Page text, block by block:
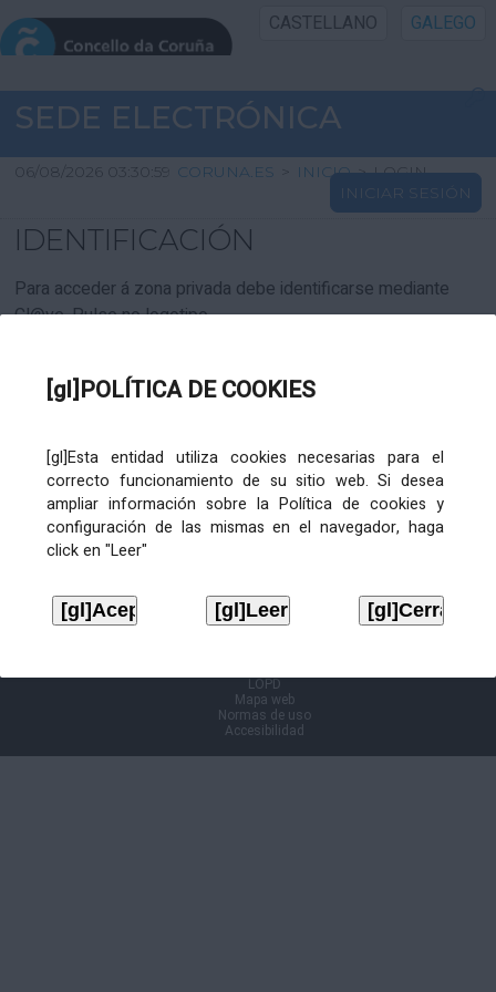
[gl]POLÍTICA DE COOKIES
[gl]Esta entidad utiliza cookies necesarias para el
correcto funcionamiento de su sitio web. Si desea
ampliar información sobre la Política de cookies y
configuración de las mismas en el navegador, haga
click en "Leer"
CASTELLANO GALEGO
INICIO SEDE
INICIO
INFORMACIÓN PÚBLICA
CARTAFOL CIDADÁN
SEDE ELECTRÓNICA
06/08/2026 03:30:59 CORUNA.ES > INICIO > LOGIN
INICIAR SESIÓN
IDENTIFICACIÓN
Para acceder á zona privada debe identificarse mediante
Cl@ve. Pulse no logotipo
LOPD
Mapa web
Normas de uso
Accesibilidad